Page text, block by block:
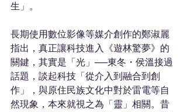
生」。
長期使用數位影像等媒介創作的鄭淑麗
指出，真正讓科技進入《遊林驚夢》的
關鍵，其實是「光」──東冬・侯溫接過
話題，談起科技「從介入到融合到創
作」，與原住民族文化中對於雷電等自
然現象，本來就視之為「靈」相關。昔